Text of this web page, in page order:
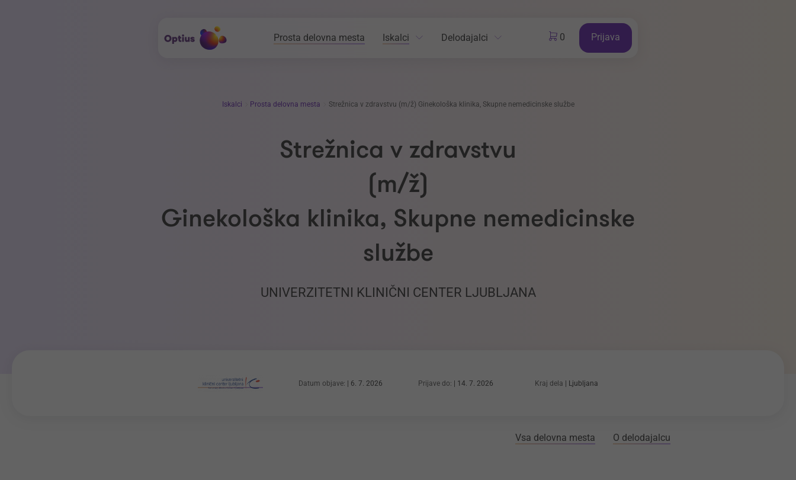
Prosta delovna mesta Iskalci Delodajalci 0 Prijava
Iskalci Prosta delovna mesta Strežnica v zdravstvu (m/ž) Ginekološka klinika, Skupne nemedicinske službe
Strežnica v zdravstvu
(m/ž)
Ginekološka klinika, Skupne nemedicinske
službe
UNIVERZITETNI KLINIČNI CENTER LJUBLJANA
Datum objave: 6. 7. 2026 Prijave do: 14. 7. 2026 Kraj dela Ljubljana
Vsa delovna mesta O delodajalcu